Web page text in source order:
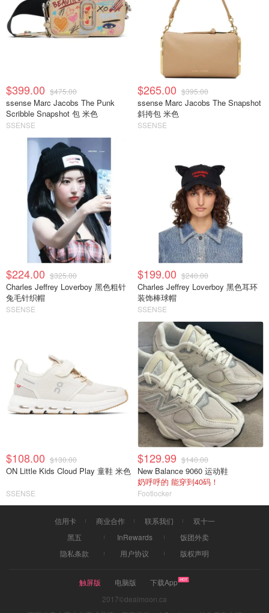
$399.00 $475.00
ssense Marc Jacobs The Punk
Scribble Snapshot 包 米色
SSENSE
$265.00 $395.00
ssense Marc Jacobs The Snapshot
斜挎包 米色
SSENSE
$224.00 $325.00
Charles Jeffrey Loverboy 黑色粗针
兔毛针织帽
SSENSE
$199.00 $240.00
Charles Jeffrey Loverboy 黑色耳环
装饰棒球帽
SSENSE
$108.00 $130.00
ON Little Kids Cloud Play 童鞋 米色
SSENSE
$129.99 $140.00
New Balance 9060 运动鞋
奶呼呼的 能穿到40码！
Footlocker
信用卡 商业合作 联系我们
双十一
黑五
InRewards
饭团外卖
隐私条款
用户协议 版权声明
触屏版 电脑版
下载App
2017©dealmoon.ca